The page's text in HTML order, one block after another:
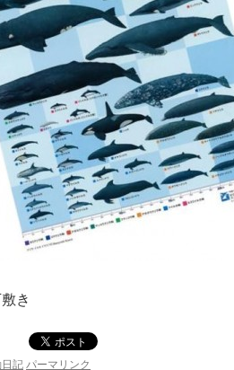
き
記 パーマリンク